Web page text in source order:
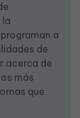
la
a
de
acerca de
más
que